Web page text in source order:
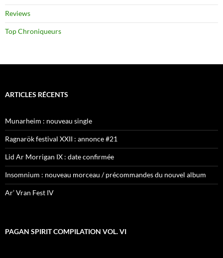
Reviews
Top Chroniqueurs
ARTICLES RÉCENTS
Munarheim : nouveau single
Ragnarök festival XXII : annonce #21
Lid Ar Morrigan IX : date confirmée
Insomnium : nouveau morceau / précommandes du nouvel album
Ar’ Vran Fest IV
PAGAN SPIRIT COMPILATION VOL. VI